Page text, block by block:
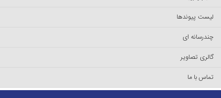
لیست پیوند‌ها
چندرسانه ای
گالری تصاویر
تماس با ما